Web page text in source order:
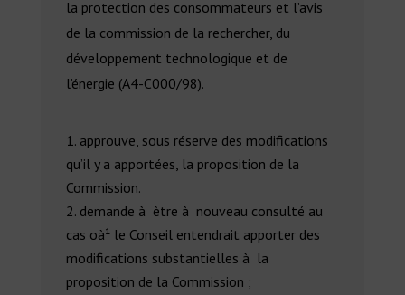
la protection des consommateurs et l’avis
de la commission de la rechercher, du
développement technologique et de
l’énergie (A4-C000/98).
approuve, sous réserve des modifications
qu’il y a apportées, la proposition de la
Commission.
demande à ètre à nouveau consulté au
cas oà¹ le Conseil entendrait apporter des
modifications substantielles à la
proposition de la Commission ;